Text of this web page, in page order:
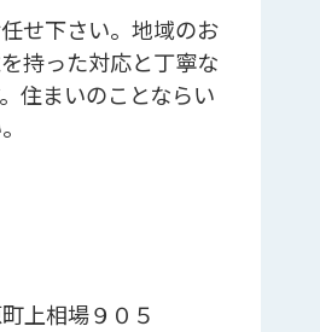
せ下さい。地域のお
持った対応と丁寧な
住まいのことならい
上相場９０５